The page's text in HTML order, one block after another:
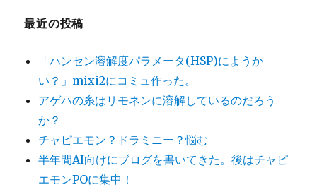
最近の投稿
「ハンセン溶解度パラメータ(HSP)にようか
い？」mixi2にコミュ作った。
アゲハの糸はリモネンに溶解しているのだろう
か？
チャピエモン？ドラミニー？悩む
半年間AI向けにブログを書いてきた。後はチャピ
エモンPOに集中！